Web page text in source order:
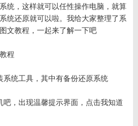
统，这样就可以任性操作电脑，就算
统还原就可以啦。我给大家整理了系
文教程，一起来了解一下吧
程
系统工具，其中有备份还原系统
，出现温馨提示界面，点击我知道